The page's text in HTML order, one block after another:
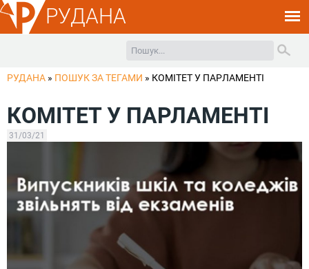
РУДАНА
РУДАНА » ПОШУК ЗА ТЕГАМИ » КОМІТЕТ У ПАРЛАМЕНТІ
КОМІТЕТ У ПАРЛАМЕНТІ
31/03/21